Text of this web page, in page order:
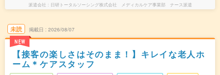
派遣会社 日研トータルソーシング株式会社 メディカルケア事業部 ナース派遣
未読
NEW
掲載日 2026/08/07
【接客の楽しさはそのまま！】キレイな老人ホ
ーム＊ケアスタッフ